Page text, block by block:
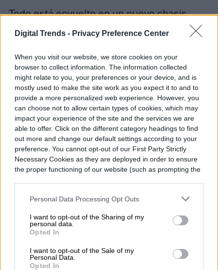
Digital Trends - Privacy Preference Center
When you visit our website, we store cookies on your
browser to collect information. The information collected
might relate to you, your preferences or your device, and is
mostly used to make the site work as you expect it to and to
provide a more personalized web experience. However, you
can choose not to allow certain types of cookies, which may
impact your experience of the site and the services we are
able to offer. Click on the different category headings to find
out more and change our default settings according to your
preference. You cannot opt-out of our First Party Strictly
Necessary Cookies as they are deployed in order to ensure
the proper functioning of our website (such as prompting the
Personal Data Processing Opt Outs
I want to opt-out of the Sharing of my
personal data.
Opted In
I want to opt-out of the Sale of my
Personal Data.
Opted In
Todo está envuelto en un nuevo chasis
atractivo que evita el cuerpo curvo del L9H
con una hendidura semicircular en la parte
superior donde se aloja la lente. La parte
delantera parece ser una rejilla de metal
con la parte trasera del televisor láser en
negro. Hisense obviamente buscaba un
aspecto lujoso, y creemos que lo ha
logrado.
Diego Bastarrica